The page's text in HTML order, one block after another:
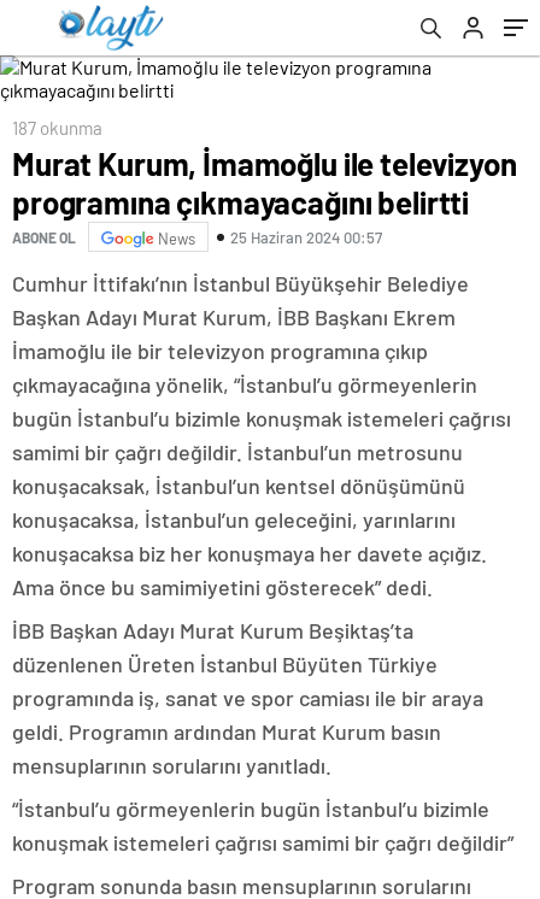
187 okunma
Murat Kurum, İmamoğlu ile televizyon
programına çıkmayacağını belirtti
ABONE OL News 25 Haziran 2024 00:57
Cumhur İttifakı’nın İstanbul Büyükşehir Belediye
Başkan Adayı Murat Kurum, İBB Başkanı Ekrem
İmamoğlu ile bir televizyon programına çıkıp
çıkmayacağına yönelik, “İstanbul’u görmeyenlerin
bugün İstanbul’u bizimle konuşmak istemeleri çağrısı
samimi bir çağrı değildir. İstanbul’un metrosunu
konuşacaksak, İstanbul’un kentsel dönüşümünü
konuşacaksa, İstanbul’un geleceğini, yarınlarını
konuşacaksa biz her konuşmaya her davete açığız.
Ama önce bu samimiyetini gösterecek” dedi.
İBB Başkan Adayı Murat Kurum Beşiktaş’ta
düzenlenen Üreten İstanbul Büyüten Türkiye
programında iş, sanat ve spor camiası ile bir araya
geldi. Programın ardından Murat Kurum basın
mensuplarının sorularını yanıtladı.
“İstanbul’u görmeyenlerin bugün İstanbul’u bizimle
konuşmak istemeleri çağrısı samimi bir çağrı değildir”
Program sonunda basın mensuplarının sorularını